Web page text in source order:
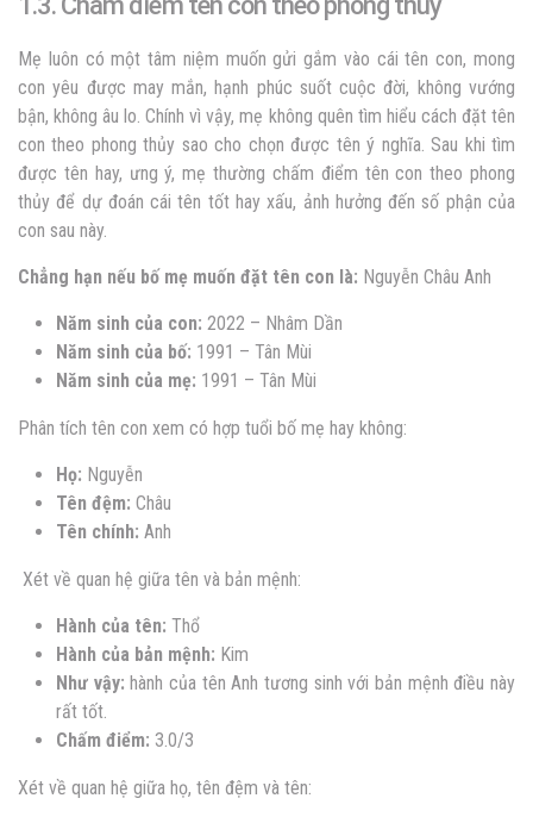
Mẹ luôn có một tâm niệm muốn gửi gắm vào cái tên con, mong
con yêu được may mắn, hạnh phúc suốt cuộc đời, không vướng
bận, không âu lo. Chính vì vậy, mẹ không quên tìm hiểu cách đặt tên
con theo phong thủy sao cho chọn được tên ý nghĩa. Sau khi tìm
được tên hay, ưng ý,mẹ thường chấm điểm tên con theo phong
thủy để dự đoán cái tên tốt hay xấu, ảnh hưởng đến số phận của
con sau này.
Chẳng hạn nếu bố mẹ muốn đặt tên con là: Nguyễn Châu Anh
Năm sinh của con: 2022 – Nhâm Dần
Năm sinh của bố: 1991 – Tân Mùi
Năm sinh của mẹ: 1991 – Tân Mùi
Phân tích tên con xem có hợp tuổi bố mẹ hay không:
Họ: Nguyễn
Tên đệm: Châu
Tên chính: Anh
Xét về quan hệ giữa tên và bản mệnh:
Hành của tên: Thổ
Hành của bản mệnh: Kim
Như vậy: hành của tên Anh tương sinh với bản mệnh điều này
rất tốt.
Chấm điểm: 3.0/3
Xét về quan hệ giữa họ, tên đệm và tên: